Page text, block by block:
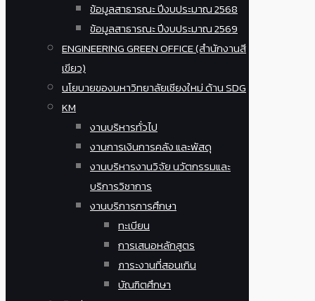
ข้อมูลสาธารณะ ปีงบประมาณ 2568
ข้อมูลสาธารณะ ปีงบประมาณ 2569
ENGINEERING GREEN OFFICE (สำนักงานสี
เขียว)
นโยบายของมหาวิทยาลัยเชียงใหม่ ด้าน SDG
KM
งานบริหารทั่วไป
งานการเงินการคลัง และพัสดุ
งานบริหารงานวิจัย นวัตกรรมและ
บริการวิชาการ
งานบริการการศึกษา
ทะเบียน
การเสนอหลักสูตร
ภาระงานที่สอนเกิน
บัณฑิตศึกษา